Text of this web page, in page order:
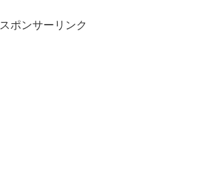
スポンサーリンク